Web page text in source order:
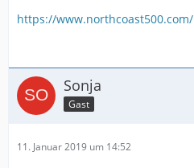
https://www.northcoast500.com/
Sonja
Gast
11. Januar 2019 um 14:52